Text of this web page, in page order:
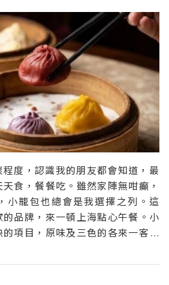
度，認識我的朋友都會知道，最
食，餐餐吃。雖然家陣無咁癲，
小籠包也總會是我選擇之列。這
品牌，來一頓上海點心午餐。小
項目，原味及三色的各來一客。
那款，十分濃郁。原味則保持皮
出品幾年前曾下滑，然而今次回